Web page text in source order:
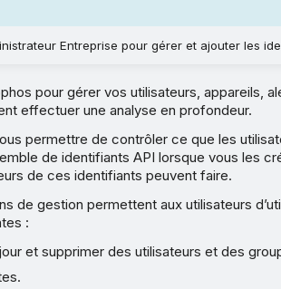
Entreprise pour gérer et ajouter les
pour gérer vos utilisateurs, appareils,
effectuer une analyse en profondeur.
permettre de contrôler ce que les
de identifiants API lorsque vous les
de ces identifiants peuvent faire.
de gestion permettent aux utilisateurs
:
et supprimer des utilisateurs et des